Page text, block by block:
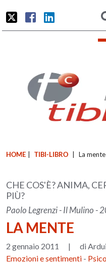
HOME TIBI-LIBRO La mente
CHE COS'È? ANIMA,
PIÙ?
Paolo Legrenzi - Il Mulino -
LA MENTE
2 gennaio 2011 |
di
Emozioni e sentimenti -